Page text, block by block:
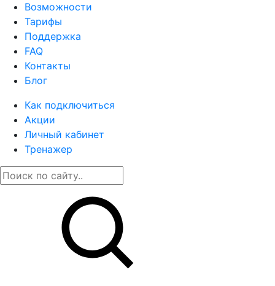
Возможности
Тарифы
Поддержка
FAQ
Контакты
Блог
Как подключиться
Акции
Личный кабинет
Тренажер